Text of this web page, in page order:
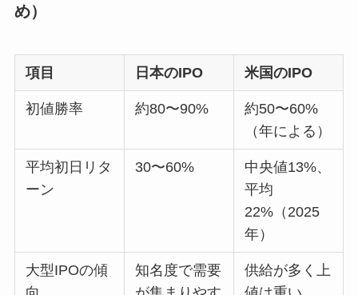
め）
項目 日本のIPO 米国のIPO
初値勝率 約80〜90%
約50〜60%
（年による）
平均初日リタ
ーン
30〜60%
中央値13%、
平均
22%（2025
年）
大型IPOの傾
知名度で需要
供給が多く上